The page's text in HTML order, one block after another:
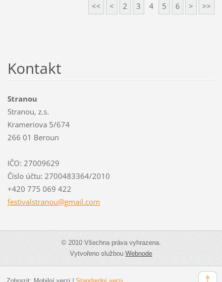
<< < 2 3 4 5 6 > >>
Kontakt
Stranou
Stranou, z.s.
Krameriova 5/674
266 01 Beroun
IČO: 27009629
Číslo účtu: 2700483364/2010
+420 775 069 422
festivalstranou@gmail.com
© 2010 Všechna práva vyhrazena.
Vytvořeno službouWebnode